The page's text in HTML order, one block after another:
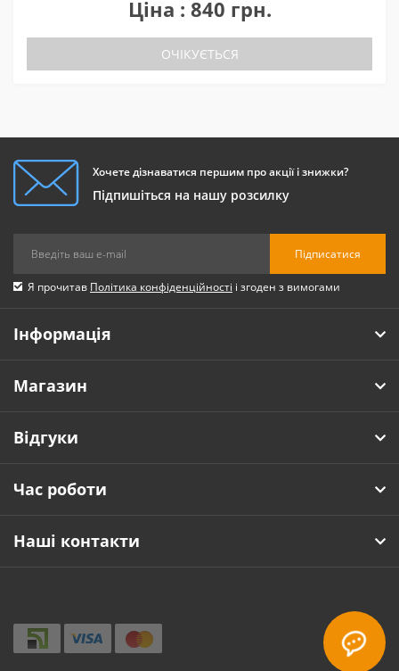
Ціна : 840 грн.
ОЧІКУЄТЬСЯ
Хочете дізнаватися першим про акції і знижки?
Підпишіться на нашу розсилку
Підписатися
Я прочитав Політика конфіденційності і згоден з вимогами
Інформація
Магазин
Відгуки
Час роботи
Наші контакти